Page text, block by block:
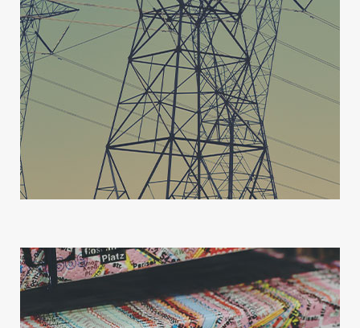
Strom muss bezahlbar sowie Bayern
international wettbewerbsfähig bleiben und
die Energieversorgung unterbrechungsfrei
sichergestellt sein.